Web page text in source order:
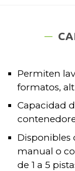
Permiten
formatos,
Capacidad
Disponibles
manual o
de 1 a 5